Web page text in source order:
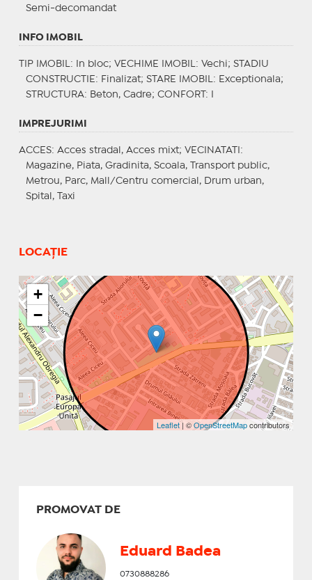
Semi-decomandat
INFO IMOBIL
TIP IMOBIL : In bloc; VECHIME IMOBIL : Vechi; STADIU
CONSTRUCTIE : Finalizat; STARE IMOBIL : Exceptionala;
STRUCTURA: Beton, Cadre; CONFORT : I
IMPREJURIMI
ACCES: Acces stradal, Acces mixt; VECINATATI :
Magazine, Piata, Gradinita, Scoala, Transport public,
Metrou, Parc, Mall/Centru comercial, Drum urban,
Spital, Taxi
LOCAȚIE
+
−
Leaflet| ©OpenStreetMapcontributors
PROMOVAT DE
Eduard Badea
0730888286